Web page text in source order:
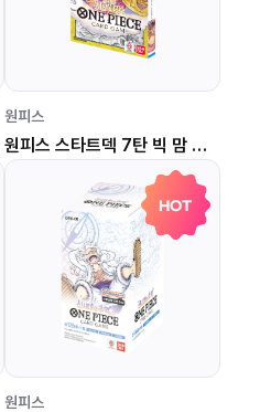
원피스
원피스 스타트덱 7탄 빅 맘 해적단 [STK-07]
HOT
원피스